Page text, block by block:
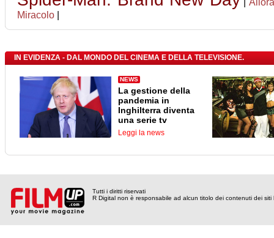
|
Miracolo
IN EVIDENZA - DAL MONDO DEL CINEMA E DELLA TELEVISIONE.
NEWS
La gestione della
pandemia in
Inghilterra diventa
una serie tv
Leggi la news
Tutti i diritti riservati
R Digital non è responsabile ad alcun titolo dei contenuti dei siti